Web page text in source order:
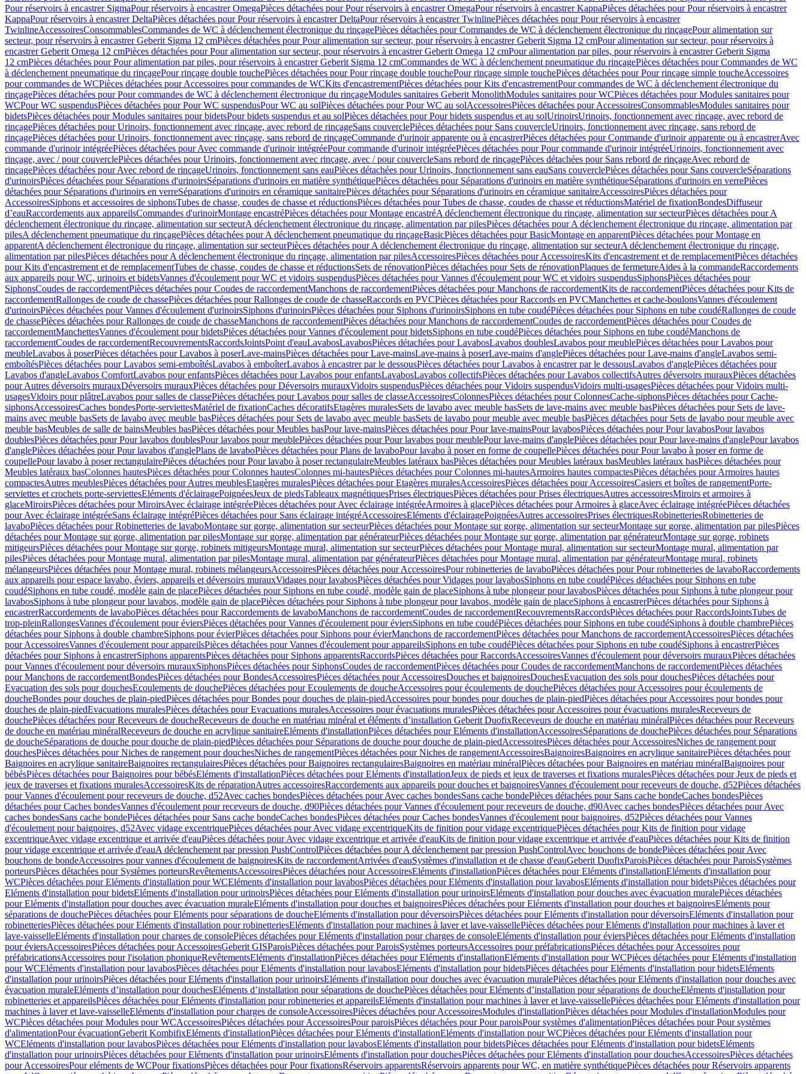
Pour réservoirs à encastrer SigmaPour réservoirs à encastrer OmegaPièces détachées pour Pour réservoirs à encastrer OmegaPour réservoirs à encastrer KappaPièces détachées pour Pour réservoirs à encastrer
KappaPour réservoirs à encastrer DeltaPièces détachées pour Pour réservoirs à encastrer DeltaPour réservoirs à encastrer TwinlinePièces détachées pour Pour réservoirs à encastrer
TwinlineAccessoiresConsommablesCommandes de WC à déclenchement électronique du rinçagePièces détachées pour Commandes de WC à déclenchement électronique du rinçagePour alimentation sur
secteur, pour réservoirs à encastrer Geberit Sigma 12 cmPièces détachées pour Pour alimentation sur secteur, pour réservoirs à encastrer Geberit Sigma 12 cmPour alimentation sur secteur, pour réservoirs à
encastrer Geberit Omega 12 cmPièces détachées pour Pour alimentation sur secteur, pour réservoirs à encastrer Geberit Omega 12 cmPour alimentation par piles, pour réservoirs à encastrer Geberit Sigma
12 cmPièces détachées pour Pour alimentation par piles, pour réservoirs à encastrer Geberit Sigma 12 cmCommandes de WC à déclenchement pneumatique du rinçagePièces détachées pour Commandes de WC
à déclenchement pneumatique du rinçagePour rinçage double touchePièces détachées pour Pour rinçage double touchePour rinçage simple touchePièces détachées pour Pour rinçage simple toucheAccessoires
pour commandes de WCPièces détachées pour Accessoires pour commandes de WCKits d'encastrementPièces détachées pour Kits d'encastrementPour commandes de WC à déclenchement électronique du
rinçagePièces détachées pour Pour commandes de WC à déclenchement électronique du rinçageModules sanitaires Geberit MonolithModules sanitaires pour WCPièces détachées pour Modules sanitaires pour
WCPour WC suspendusPièces détachées pour Pour WC suspendusPour WC au solPièces détachées pour Pour WC au solAccessoiresPièces détachées pour AccessoiresConsommablesModules sanitaires pour
bidetsPièces détachées pour Modules sanitaires pour bidetsPour bidets suspendus et au solPièces détachées pour Pour bidets suspendus et au solUrinoirsUrinoirs, fonctionnement avec rinçage, avec rebord de
rinçagePièces détachées pour Urinoirs, fonctionnement avec rinçage, avec rebord de rinçageSans couverclePièces détachées pour Sans couvercleUrinoirs, fonctionnement avec rinçage, sans rebord de
rinçagePièces détachées pour Urinoirs, fonctionnement avec rinçage, sans rebord de rinçageCommande d'urinoir apparente ou à encastrerPièces détachées pour Commande d'urinoir apparente ou à encastrerAvec
commande d'urinoir intégréePièces détachées pour Avec commande d'urinoir intégréePour commande d'urinoir intégréePièces détachées pour Pour commande d'urinoir intégréeUrinoirs, fonctionnement avec
rinçage, avec / pour couverclePièces détachées pour Urinoirs, fonctionnement avec rinçage, avec / pour couvercleSans rebord de rinçagePièces détachées pour Sans rebord de rinçageAvec rebord de
rinçagePièces détachées pour Avec rebord de rinçageUrinoirs, fonctionnement sans eauPièces détachées pour Urinoirs, fonctionnement sans eauSans couverclePièces détachées pour Sans couvercleSéparations
d'urinoirsPièces détachées pour Séparations d'urinoirsSéparations d'urinoirs en matière synthétiquePièces détachées pour Séparations d'urinoirs en matière synthétiqueSéparations d'urinoirs en verrePièces
détachées pour Séparations d'urinoirs en verreSéparations d'urinoirs en céramique sanitairePièces détachées pour Séparations d'urinoirs en céramique sanitaireAccessoiresPièces détachées pour
AccessoiresSiphons et accessoires de siphonsTubes de chasse, coudes de chasse et réductionsPièces détachées pour Tubes de chasse, coudes de chasse et réductionsMatériel de fixationBondesDiffuseur
d’eauRaccordements aux appareilsCommandes d'urinoirMontage encastréPièces détachées pour Montage encastréA déclenchement électronique du rinçage, alimentation sur secteurPièces détachées pour A
déclenchement électronique du rinçage, alimentation sur secteurA déclenchement électronique du rinçage, alimentation par pilesPièces détachées pour A déclenchement électronique du rinçage, alimentation par
pilesA déclenchement pneumatique du rinçagePièces détachées pour A déclenchement pneumatique du rinçageBasicPièces détachées pour BasicMontage en apparentPièces détachées pour Montage en
apparentA déclenchement électronique du rinçage, alimentation sur secteurPièces détachées pour A déclenchement électronique du rinçage, alimentation sur secteurA déclenchement électronique du rinçage,
alimentation par pilesPièces détachées pour A déclenchement électronique du rinçage, alimentation par pilesAccessoiresPièces détachées pour AccessoiresKits d'encastrement et de remplacementPièces détachées
pour Kits d'encastrement et de remplacementTubes de chasse, coudes de chasse et réductionsSets de rénovationPièces détachées pour Sets de rénovationPlaques de fermetureAides à la commandeRaccordements
aux appareils pour WC, urinoirs et bidetsVannes d'écoulement pour WC et vidoirs suspendusPièces détachées pour Vannes d'écoulement pour WC et vidoirs suspendusSiphonsPièces détachées pour
SiphonsCoudes de raccordementPièces détachées pour Coudes de raccordementManchons de raccordementPièces détachées pour Manchons de raccordementKits de raccordementPièces détachées pour Kits de
raccordementRallonges de coude de chassePièces détachées pour Rallonges de coude de chasseRaccords en PVCPièces détachées pour Raccords en PVCManchettes et cache-boulonsVannes d'écoulement
d'urinoirsPièces détachées pour Vannes d'écoulement d'urinoirsSiphons d'urinoirsPièces détachées pour Siphons d'urinoirsSiphons en tube coudéPièces détachées pour Siphons en tube coudéRallonges de coude
de chassePièces détachées pour Rallonges de coude de chasseManchons de raccordementPièces détachées pour Manchons de raccordementCoudes de raccordementPièces détachées pour Coudes de
raccordementManchettesVannes d'écoulement pour bidetsPièces détachées pour Vannes d'écoulement pour bidetsSiphons en tube coudéPièces détachées pour Siphons en tube coudéManchons de
raccordementCoudes de raccordementRecouvrementsRaccordsJointsPoint d'eauLavabosLavabosPièces détachées pour LavabosLavabos doublesLavabos pour meublePièces détachées pour Lavabos pour
meubleLavabos à poserPièces détachées pour Lavabos à poserLave-mainsPièces détachées pour Lave-mainsLave-mains à poserLave-mains d'anglePièces détachées pour Lave-mains d'angleLavabos semi-
emboîtésPièces détachées pour Lavabos semi-emboîtésLavabos à emboîterLavabos à encastrer par le dessousPièces détachées pour Lavabos à encastrer par le dessousLavabos d'anglePièces détachées pour
Lavabos d'angleLavabos ComfortLavabos pour enfantsPièces détachées pour Lavabos pour enfantsLavabosLavabos collectifsPièces détachées pour Lavabos collectifsAutres déversoirs murauxPièces détachées
pour Autres déversoirs murauxDéversoirs murauxPièces détachées pour Déversoirs murauxVidoirs suspendusPièces détachées pour Vidoirs suspendusVidoirs multi-usagesPièces détachées pour Vidoirs multi-
usagesVidoirs pour plâtreLavabos pour salles de classePièces détachées pour Lavabos pour salles de classeAccessoiresColonnesPièces détachées pour ColonnesCache-siphonsPièces détachées pour Cache-
siphonsAccessoiresCaches bondesPorte-serviettesMatériel de fixationCaches décoratifsEtagères muralesSets de lavabo avec meuble basSets de lave-mains avec meuble basPièces détachées pour Sets de lave-
mains avec meuble basSets de lavabo avec meuble basPièces détachées pour Sets de lavabo avec meuble basSets de lavabo pour meuble avec meuble basPièces détachées pour Sets de lavabo pour meuble avec
meuble basMeubles de salle de bainsMeubles basPièces détachées pour Meubles basPour lave-mainsPièces détachées pour Pour lave-mainsPour lavabosPièces détachées pour Pour lavabosPour lavabos
doublesPièces détachées pour Pour lavabos doublesPour lavabos pour meublePièces détachées pour Pour lavabos pour meublePour lave-mains d'anglePièces détachées pour Pour lave-mains d'anglePour lavabos
d'anglePièces détachées pour Pour lavabos d'anglePlans de lavaboPièces détachées pour Plans de lavaboPour lavabo à poser en forme de coupellePièces détachées pour Pour lavabo à poser en forme de
coupellePour lavabo à poser rectangulairePièces détachées pour Pour lavabo à poser rectangulaireMeubles latéraux basPièces détachées pour Meubles latéraux basMeubles latéraux basPièces détachées pour
Meubles latéraux basColonnes hautesPièces détachées pour Colonnes hautesColonnes mi-hautesPièces détachées pour Colonnes mi-hautesArmoires hautes compactesPièces détachées pour Armoires hautes
compactesAutres meublesPièces détachées pour Autres meublesEtagères muralesPièces détachées pour Etagères muralesAccessoiresPièces détachées pour AccessoiresCasiers et boîtes de rangementPorte-
serviettes et crochets porte-serviettesEléments d'éclairagePoignéesJeux de piedsTableaux magnétiquesPrises électriquesPièces détachées pour Prises électriquesAutres accessoiresMiroirs et armoires à
glaceMiroirsPièces détachées pour MiroirsAvec éclairage intégréePièces détachées pour Avec éclairage intégréeArmoires à glacePièces détachées pour Armoires à glaceAvec éclairage intégréePièces détachées
pour Avec éclairage intégréeSans éclairage intégréPièces détachées pour Sans éclairage intégréAccessoiresEléments d'éclairagePoignéesAutres accessoiresPrises électriquesRobinetteriesRobinetteries de
lavaboPièces détachées pour Robinetteries de lavaboMontage sur gorge, alimentation sur secteurPièces détachées pour Montage sur gorge, alimentation sur secteurMontage sur gorge, alimentation par pilesPièces
détachées pour Montage sur gorge, alimentation par pilesMontage sur gorge, alimentation par générateurPièces détachées pour Montage sur gorge, alimentation par générateurMontage sur gorge, robinets
mitigeursPièces détachées pour Montage sur gorge, robinets mitigeursMontage mural, alimentation sur secteurPièces détachées pour Montage mural, alimentation sur secteurMontage mural, alimentation par
pilesPièces détachées pour Montage mural, alimentation par pilesMontage mural, alimentation par générateurPièces détachées pour Montage mural, alimentation par générateurMontage mural, robinets
mélangeursPièces détachées pour Montage mural, robinets mélangeursAccessoiresPièces détachées pour AccessoiresPour robinetteries de lavaboPièces détachées pour Pour robinetteries de lavaboRaccordements
aux appareils pour espace lavabo, éviers, appareils et déversoirs murauxVidages pour lavabosPièces détachées pour Vidages pour lavabosSiphons en tube coudéPièces détachées pour Siphons en tube
coudéSiphons en tube coudé, modèle gain de placePièces détachées pour Siphons en tube coudé, modèle gain de placeSiphons à tube plongeur pour lavabosPièces détachées pour Siphons à tube plongeur pour
lavabosSiphons à tube plongeur pour lavabos, modèle gain de placePièces détachées pour Siphons à tube plongeur pour lavabos, modèle gain de placeSiphons à encastrerPièces détachées pour Siphons à
encastrerRaccordements de lavaboPièces détachées pour Raccordements de lavaboManchons de raccordementCoudes de raccordementRecouvrementsRaccordsPièces détachées pour RaccordsJointsTubes de
trop-pleinRallongesVannes d'écoulement pour éviersPièces détachées pour Vannes d'écoulement pour éviersSiphons en tube coudéPièces détachées pour Siphons en tube coudéSiphons à double chambrePièces
détachées pour Siphons à double chambreSiphons pour évierPièces détachées pour Siphons pour évierManchons de raccordementPièces détachées pour Manchons de raccordementAccessoiresPièces détachées
pour AccessoiresVannes d'écoulement pour appareilsPièces détachées pour Vannes d'écoulement pour appareilsSiphons en tube coudéPièces détachées pour Siphons en tube coudéSiphons à encastrerPièces
détachées pour Siphons à encastrerSiphons apparentsPièces détachées pour Siphons apparentsRaccordsPièces détachées pour RaccordsAccessoiresVannes d'écoulement pour déversoirs murauxPièces détachées
pour Vannes d'écoulement pour déversoirs murauxSiphonsPièces détachées pour SiphonsCoudes de raccordementPièces détachées pour Coudes de raccordementManchons de raccordementPièces détachées
pour Manchons de raccordementBondesPièces détachées pour BondesAccessoiresPièces détachées pour AccessoiresDouches et baignoiresDouchesEvacuation des sols pour douchesPièces détachées pour
Evacuation des sols pour douchesEcoulements de douchePièces détachées pour Ecoulements de doucheAccessoires pour écoulements de douchePièces détachées pour Accessoires pour écoulements de
doucheBondes pour douches de plain-piedPièces détachées pour Bondes pour douches de plain-piedAccessoires pour bondes pour douches de plain-piedPièces détachées pour Accessoires pour bondes pour
douches de plain-piedEvacuations muralesPièces détachées pour Evacuations muralesAccessoires pour évacuations muralesPièces détachées pour Accessoires pour évacuations muralesReceveurs de
douchePièces détachées pour Receveurs de doucheReceveurs de douche en matériau minéral et éléments d’installation Geberit DuofixReceveurs de douche en matériau minéralPièces détachées pour Receveurs
de douche en matériau minéralReceveurs de douche en acrylique sanitaireEléments d'installationPièces détachées pour Eléments d'installationAccessoiresSéparations de douchePièces détachées pour Séparations
de doucheSéparations de douche pour douche de plain-piedPièces détachées pour Séparations de douche pour douche de plain-piedAccessoiresPièces détachées pour AccessoiresNiches de rangement pour
douchesPièces détachées pour Niches de rangement pour douchesNiches de rangementPièces détachées pour Niches de rangementAccessoiresBaignoiresBaignoires en acrylique sanitairePièces détachées pour
Baignoires en acrylique sanitaireBaignoires rectangulairesPièces détachées pour Baignoires rectangulairesBaignoires en matériau minéralPièces détachées pour Baignoires en matériau minéralBaignoires pour
bébésPièces détachées pour Baignoires pour bébésEléments d'installationPièces détachées pour Eléments d'installationJeux de pieds et jeux de traverses et fixations muralesPièces détachées pour Jeux de pieds et
jeux de traverses et fixations muralesAccessoiresKits de réparationAutres accessoiresRaccordements aux appareils pour douches et baignoiresVannes d'écoulement pour receveurs de douche, d52Pièces détachées
pour Vannes d'écoulement pour receveurs de douche, d52Avec caches bondesPièces détachées pour Avec caches bondesSans cache bondePièces détachées pour Sans cache bondeCaches bondesPièces
détachées pour Caches bondesVannes d'écoulement pour receveurs de douche, d90Pièces détachées pour Vannes d'écoulement pour receveurs de douche, d90Avec caches bondesPièces détachées pour Avec
caches bondesSans cache bondePièces détachées pour Sans cache bondeCaches bondesPièces détachées pour Caches bondesVannes d'écoulement pour baignoires, d52Pièces détachées pour Vannes
d'écoulement pour baignoires, d52Avec vidage excentriquePièces détachées pour Avec vidage excentriqueKits de finition pour vidage excentriquePièces détachées pour Kits de finition pour vidage
excentriqueAvec vidage excentrique et arrivée d'eauPièces détachées pour Avec vidage excentrique et arrivée d'eauKits de finition pour vidage excentrique et arrivée d'eauPièces détachées pour Kits de finition
pour vidage excentrique et arrivée d'eauA déclenchement par pression PushControlPièces détachées pour A déclenchement par pression PushControlAvec bouchons de bondePièces détachées pour Avec
bouchons de bondeAccessoires pour vannes d'écoulement de baignoiresKits de raccordementArrivées d'eauSystèmes d'installation et de chasse d'eauGeberit DuofixParoisPièces détachées pour ParoisSystèmes
porteursPièces détachées pour Systèmes porteursRevêtementsAccessoiresPièces détachées pour AccessoiresEléments d'installationPièces détachées pour Eléments d'installationEléments d'installation pour
WCPièces détachées pour Eléments d'installation pour WCEléments d'installation pour lavabosPièces détachées pour Eléments d'installation pour lavabosEléments d'installation pour bidetsPièces détachées pour
Eléments d'installation pour bidetsEléments d'installation pour urinoirsPièces détachées pour Eléments d'installation pour urinoirsEléments d'installation pour douches avec évacuation muralePièces détachées
pour Eléments d'installation pour douches avec évacuation muraleEléments d'installation pour douches et baignoiresPièces détachées pour Eléments d'installation pour douches et baignoiresEléments pour
séparations de douchePièces détachées pour Eléments pour séparations de doucheEléments d'installation pour déversoirsPièces détachées pour Eléments d'installation pour déversoirsEléments d'installation pour
robinetteriesPièces détachées pour Eléments d'installation pour robinetteriesEléments d'installation pour machines à laver et lave-vaissellePièces détachées pour Eléments d'installation pour machines à laver et
lave-vaisselleEléments d'installation pour charges de consolePièces détachées pour Eléments d'installation pour charges de consoleEléments d'installation pour éviersPièces détachées pour Eléments d'installation
pour éviersAccessoiresPièces détachées pour AccessoiresGeberit GISParoisPièces détachées pour ParoisSystèmes porteursAccessoires pour préfabricationsPièces détachées pour Accessoires pour
préfabricationsAccessoires pour l'isolation phoniqueRevêtementsEléments d'installationPièces détachées pour Eléments d'installationEléments d'installation pour WCPièces détachées pour Eléments d'installation
pour WCEléments d'installation pour lavabosPièces détachées pour Eléments d'installation pour lavabosEléments d'installation pour bidetsPièces détachées pour Eléments d'installation pour bidetsEléments
d'installation pour urinoirsPièces détachées pour Eléments d'installation pour urinoirsEléments d'installation pour douches avec évacuation muralePièces détachées pour Eléments d'installation pour douches avec
évacuation muraleEléments d’installation pour douchesEléments d’installation pour séparations de douchePièces détachées pour Eléments d’installation pour séparations de doucheEléments d'installation pour
robinetteries et appareilsPièces détachées pour Eléments d'installation pour robinetteries et appareilsEléments d'installation pour machines à laver et lave-vaissellePièces détachées pour Eléments d'installation pour
machines à laver et lave-vaisselleEléments d'installation pour charges de consoleAccessoiresPièces détachées pour AccessoiresModules d'installationPièces détachées pour Modules d'installationModules pour
WCPièces détachées pour Modules pour WCAccessoiresPièces détachées pour AccessoiresPour paroisPièces détachées pour Pour paroisPour systèmes d'alimentationPièces détachées pour Pour systèmes
d'alimentationPour évacuationGeberit KombifixEléments d'installationPièces détachées pour Eléments d'installationEléments d'installation pour WCPièces détachées pour Eléments d'installation pour
WCEléments d'installation pour lavabosPièces détachées pour Eléments d'installation pour lavabosEléments d'installation pour bidetsPièces détachées pour Eléments d'installation pour bidetsEléments
d'installation pour urinoirsPièces détachées pour Eléments d'installation pour urinoirsEléments d'installation pour douchesPièces détachées pour Eléments d'installation pour douchesAccessoiresPièces détachées
pour AccessoiresPour eléments de WCPour fixationsPièces détachées pour Pour fixationsRéservoirs apparentsRéservoirs apparents pour WC, en matière synthétiquePièces détachées pour Réservoirs apparents